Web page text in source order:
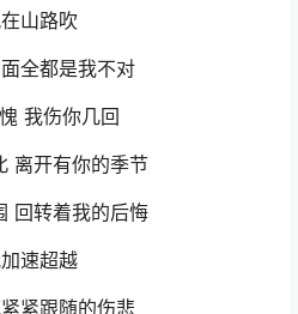
山路吹
全都是我不对
我伤你几回
离开有你的季节
回转着我的后悔
速超越
紧跟随的伤悲